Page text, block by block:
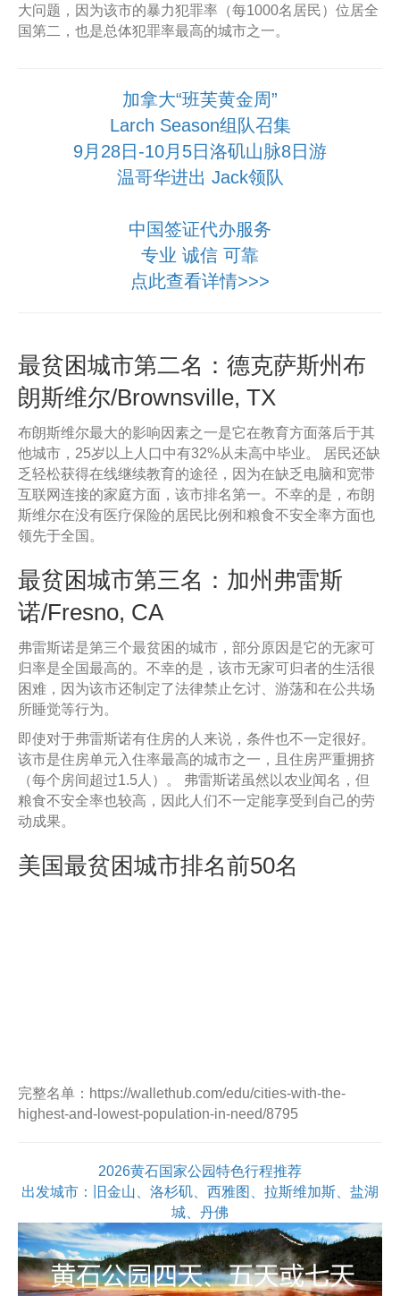
大问题，因为该市的暴力犯罪率（每1000名居民）位居全
国第二，也是总体犯罪率最高的城市之一。
加拿大“班芙黄金周”
Larch Season组队召集
9月28日-10月5日洛矶山脉8日游
温哥华进出 Jack领队
中国签证代办服务
专业 诚信 可靠
点此查看详情>>>
最贫困城市第二名：德克萨斯州布
朗斯维尔/Brownsville, TX
布朗斯维尔最大的影响因素之一是它在教育方面落后于其
他城市，25岁以上人口中有32%从未高中毕业。 居民还缺
乏轻松获得在线继续教育的途径，因为在缺乏电脑和宽带
互联网连接的家庭方面，该市排名第一。不幸的是，布朗
斯维尔在没有医疗保险的居民比例和粮食不安全率方面也
领先于全国。
最贫困城市第三名：加州弗雷斯
诺/Fresno, CA
弗雷斯诺是第三个最贫困的城市，部分原因是它的无家可
归率是全国最高的。不幸的是，该市无家可归者的生活很
困难，因为该市还制定了法律禁止乞讨、游荡和在公共场
所睡觉等行为。
即使对于弗雷斯诺有住房的人来说，条件也不一定很好。
该市是住房单元入住率最高的城市之一，且住房严重拥挤
（每个房间超过1.5人）。 弗雷斯诺虽然以农业闻名，但
粮食不安全率也较高，因此人们不一定能享受到自己的劳
动成果。
美国最贫困城市排名前50名
完整名单：https://wallethub.com/edu/cities-with-the-
highest-and-lowest-population-in-need/8795
2026黄石国家公园特色行程推荐
出发城市：旧金山、洛杉矶、西雅图、拉斯维加斯、盐湖
城、丹佛